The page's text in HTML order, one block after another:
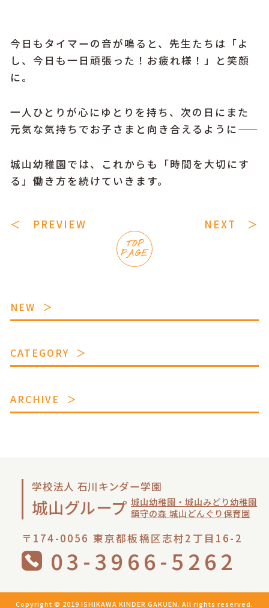
今日もタイマーの音が鳴ると、先生たちは「よ
し、今日も一日頑張った！お疲れ様！」と笑顔
に。
一人ひとりが心にゆとりを持ち、次の日にまた
元気な気持ちでお子さまと向き合えるように――
城山幼稚園では、これからも「時間を大切にす
る」働き方を続けていきます。
＜ PREVIEW
TOP
PAGE
NEXT ＞
NEW
CATEGORY
ARCHIVE
学校法人 石川キンダー学園
城山グループ 城山幼稚園・城山みどり幼稚園
鎮守の森 城山どんぐり保育園
〒174-0056 東京都板橋区志村2丁目16-2
03-3966-5262
Copyright © 2019 ISHIKAWA KINDER GAKUEN. All rights reserved.